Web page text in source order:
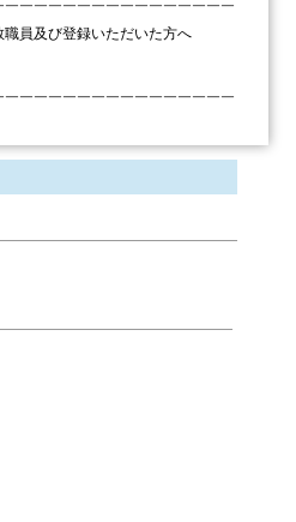
￣￣￣￣￣￣￣￣￣￣￣￣￣￣￣
員及び登録いただいた方へ
￣￣￣￣￣￣￣￣￣￣￣￣￣￣￣